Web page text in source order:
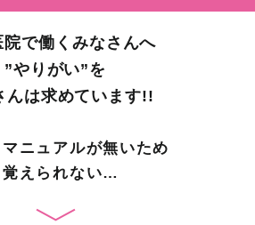
院で働くみなさんへ
”やりがい”を
んは求めています!!
マニュアルが無いため
覚えられない…